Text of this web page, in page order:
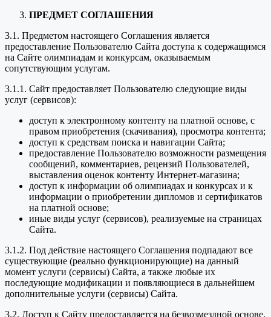
ПРЕДМЕТ СОГЛАШЕНИЯ
3.1. Предметом настоящего Соглашения является
предоставление Пользователю Сайта доступа к содержащимся
на Сайте олимпиадам и конкурсам, оказываемым
сопутствующим услугам.
3.1.1. Сайт предоставляет Пользователю следующие виды
услуг (сервисов):
доступ к электронному контенту на платной основе, с
правом приобретения (скачивания), просмотра контента;
доступ к средствам поиска и навигации Сайта;
предоставление Пользователю возможности размещения
сообщений, комментариев, рецензий Пользователей,
выставления оценок контенту Интернет-магазина;
доступ к информации об олимпиадах и конкурсах и к
информации о приобретении дипломов и сертификатов
на платной основе;
иные виды услуг (сервисов), реализуемые на страницах
Сайта.
3.1.2. Под действие настоящего Соглашения подпадают все
существующие (реально функционирующие) на данный
момент услуги (сервисы) Сайта, а также любые их
последующие модификации и появляющиеся в дальнейшем
дополнительные услуги (сервисы) Сайта.
3.2. Доступ к Сайту предоставляется на безвозмездной основе.